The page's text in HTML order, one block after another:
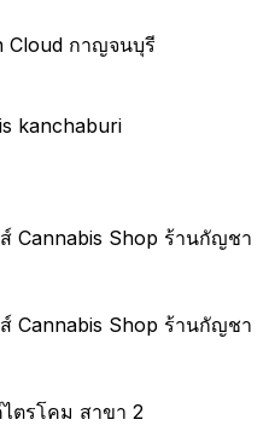
Cloud กาญจนบุรี
kanchaburi
Cannabis Shop ร้านกัญชา
Cannabis Shop ร้านกัญชา
ตรโคม สาขา 2